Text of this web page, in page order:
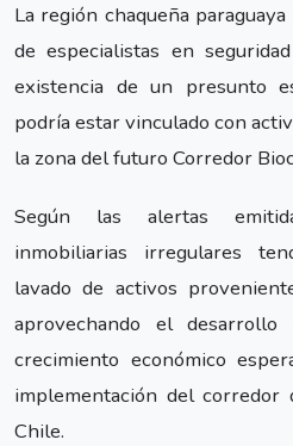
La región chaqueña
de especialistas en
existencia de un presunto
podría estar vinculado con
la zona del futuro Corredor
Según las alertas
inmobiliarias irregulares
lavado de activos
aprovechando el
crecimiento económico
implementación del corredor
Chile.